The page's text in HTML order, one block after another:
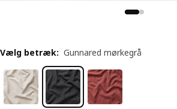
Vælg betræk: Gunnared mørkegrå